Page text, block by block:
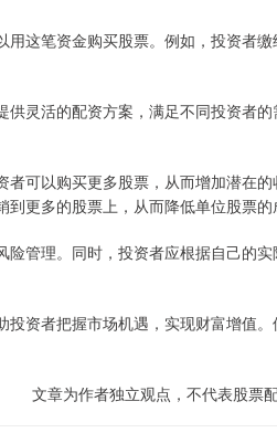
这笔资金购买股票。例如，投资者
灵活的配资方案，满足不同投资者
可以购买更多股票，从而增加潜在的
更多的股票上，从而降低单位股票的
管理。同时，投资者应根据自己的
资者把握市场机遇，实现财富增值
文章为作者独立观点，不代表股票